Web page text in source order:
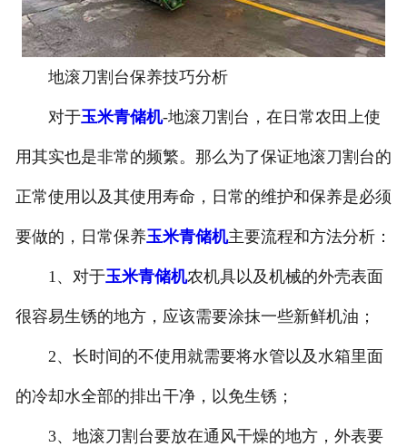
地滚刀割台保养技巧分析
对于玉米青储机-地滚刀割台，在日常农田上使
用其实也是非常的频繁。那么为了保证地滚刀割台的
正常使用以及其使用寿命，日常的维护和保养是必须
要做的，日常保养玉米青储机主要流程和方法分析：
1、对于玉米青储机农机具以及机械的外壳表面
很容易生锈的地方，应该需要涂抹一些新鲜机油；
2、长时间的不使用就需要将水管以及水箱里面
的冷却水全部的排出干净，以免生锈；
3、地滚刀割台要放在通风干燥的地方，外表要